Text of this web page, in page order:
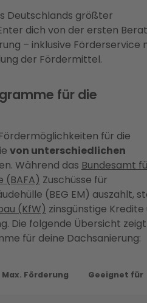
Deutschlands größter
dich von der ersten
– inklusive Förderservice
der Fördermittel.
für die
für die
von unterschiedlichen
Während das Bundesamt
(BAFA) Zuschüsse für
(BEG EM) auszahlt,
(KfW) zinsgünstige Kredite
Die folgende Übersicht
für deine Dachsanierung:
Max. Förderung Geeignet für